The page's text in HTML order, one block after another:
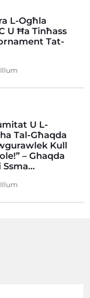
L-Ogħla
U Ħa Tinħass
Tat-
U L-
Tal-Għaqda
Kull
– Ghaqda
Ssma…